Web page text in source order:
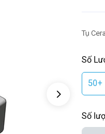
Tụ
Số
50+
Số